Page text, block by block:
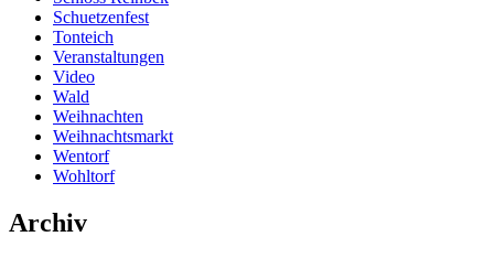
Schuetzenfest
Tonteich
Veranstaltungen
Video
Wald
Weihnachten
Weihnachtsmarkt
Wentorf
Wohltorf
Archiv